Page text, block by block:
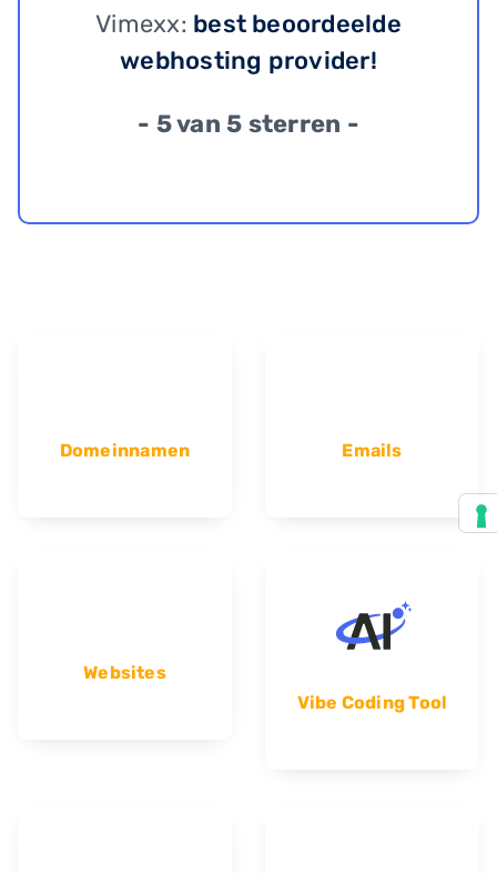
Vimexx: best beoordeelde
webhosting provider!
- 5 van 5 sterren -
Domeinnamen Emails
Websites
Vibe Coding Tool